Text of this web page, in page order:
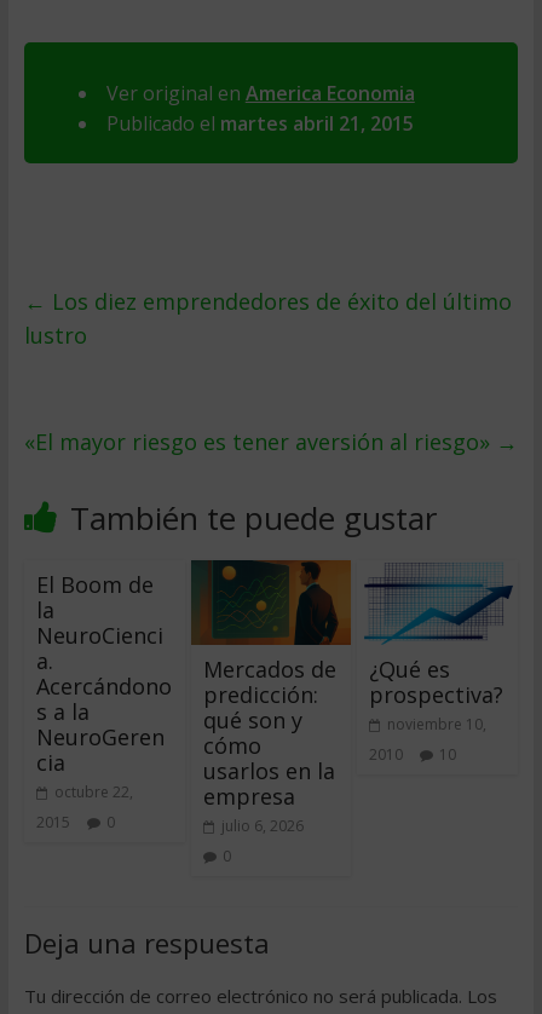
Ver original en America Economia
Publicado el martes abril 21, 2015
← Los diez emprendedores de éxito del último
lustro
«El mayor riesgo es tener aversión al riesgo» →
También te puede gustar
El Boom de
la
NeuroCienci
a.
Acercándono
s a la
NeuroGeren
cia
octubre 22,
2015
0
Mercados de
predicción:
qué son y
cómo
usarlos en la
empresa
julio 6, 2026
0
¿Qué es
prospectiva?
noviembre 10,
2010
10
Deja una respuesta
Tu dirección de correo electrónico no será publicada. Los